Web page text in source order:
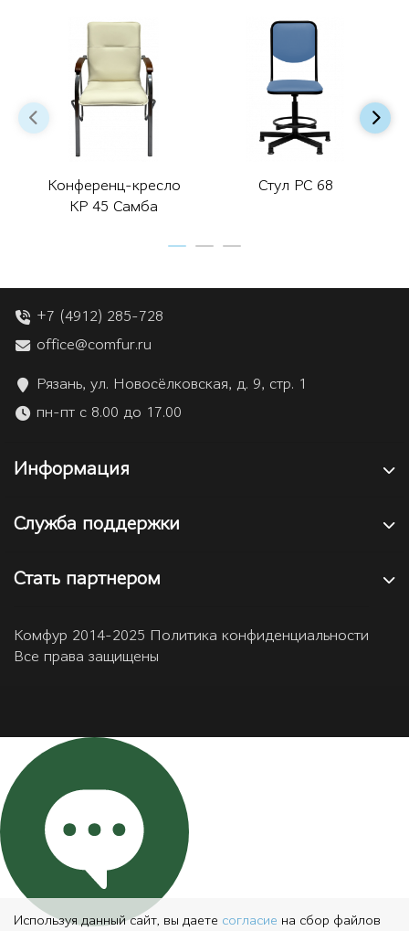
Конференц-кресло
КР 45 Самба
Стул РС 68
Используя данный сайт, вы даете согласие на сбор файлов
+7 (4912) 285-728
office@comfur.ru
Рязань, ул. Новосёлковская, д. 9, стр. 1
пн-пт с 8.00 до 17.00
Информация
Служба поддержки
Стать партнером
Комфур 2014-2025 Политика конфиденциальности
Все права защищены